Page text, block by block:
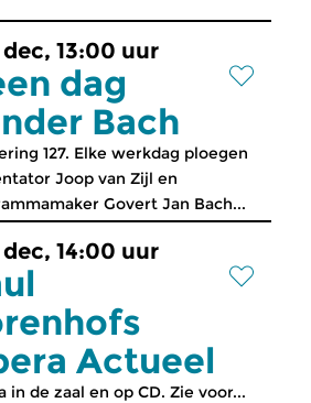
13:00 uur
dag
Bach
127. Elke werkdag ploegen
Joop van Zijl en
Govert Jan Bach...
14:00 uur
Actueel
in de zaal en op CD. Zie voor...